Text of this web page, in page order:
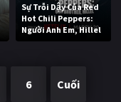
Sự Trỗi Dậy Của Red
Hot Chili Peppers:
Người Anh Em, Hillel
6 Cuối